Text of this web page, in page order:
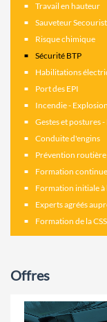
Travail en hauteur
Sauveteur
Risque chimique
Sécurité BTP
Habilitations
Port des EPI
Incendie - Explosion
Gestes et postures -
Conduite d'engins
Prévention routière
Formation
Formation initiale à
Experts agréés
Formation de la
Offres